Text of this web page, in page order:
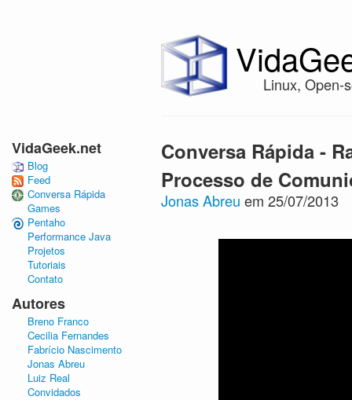
Linux, Open-
Conversa Rápida -
Processo de
Jonas Abreu em 25/07/2013
VidaGeek.net
Blog
Feed
Conversa Rápida
Games
Pentaho
Performance Java
Projetos
Tutoriais
Contato
Autores
Breno Franco
Cecilia Fernandes
Fabrício Nascimento
Jonas Abreu
Luiz Real
Convidados